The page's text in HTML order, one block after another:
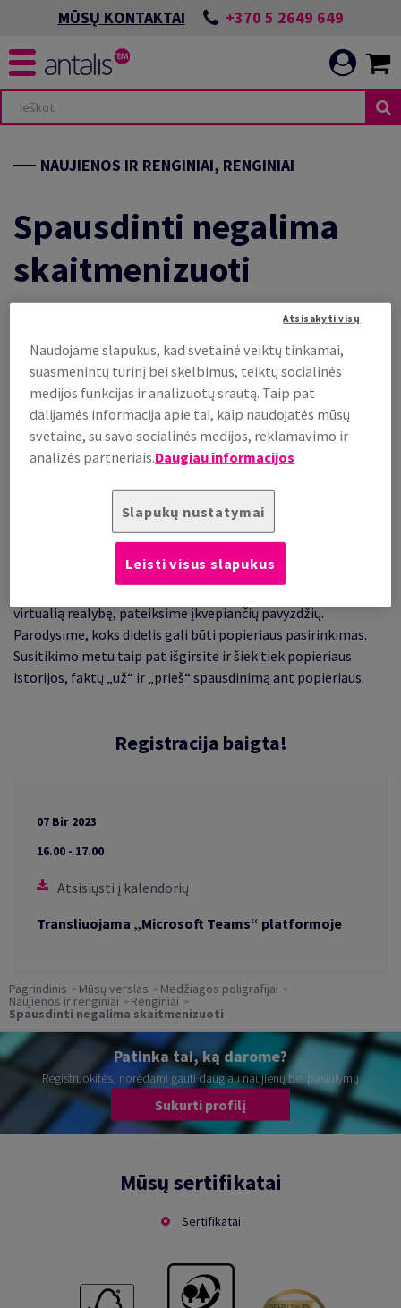
MŪSŲ KONTAKTAI +370 5 2649 649
NAUJIENOS IR RENGINIAI, RENGINIAI
Spausdinti negalima
skaitmenizuoti
nereikėtų šių dalykų priešinti?
virtualią realybę, pateiksime įkvepiančių pavyzdžių.
Parodysime, koks didelis gali būti popieriaus pasirinkimas.
Susitikimo metu taip pat išgirsite ir šiek tiek popieriaus
istorijos, faktų „už“ ir „prieš“ spausdinimą ant popieriaus.
Registracija baigta!
07 Bir 2023
16.00 - 17.00
Atsisiųsti į kalendorių
Transliuojama „Microsoft Teams“ platformoje
Pagrindinis Mūsų verslas Medžiagos poligrafijai
Naujienos ir renginiai Renginiai
Spausdinti negalima skaitmenizuoti
Patinka tai, ką darome?
Registruokitės, norėdami gauti daugiau naujienų bei pasiūlymų
Sukurti profilį
Mūsų sertifikatai
Sertifikatai
Naudojame slapukus, kad svetainė veiktų tinkamai,
suasmenintų turinį bei skelbimus, teiktų socialinės
medijos funkcijas ir analizuotų srautą. Taip pat
dalijamės informacija apie tai, kaip naudojatės mūsų
svetaine, su savo socialinės medijos, reklamavimo ir
analizės partneriais.Daugiau informacijos
Slapukų nustatymai
Atsisakyti visų
Leisti visus slapukus